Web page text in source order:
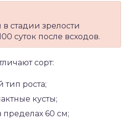
стадии зрелости
суток после всходов.
сорт:
роста;
кусты;
пределах 60 см;